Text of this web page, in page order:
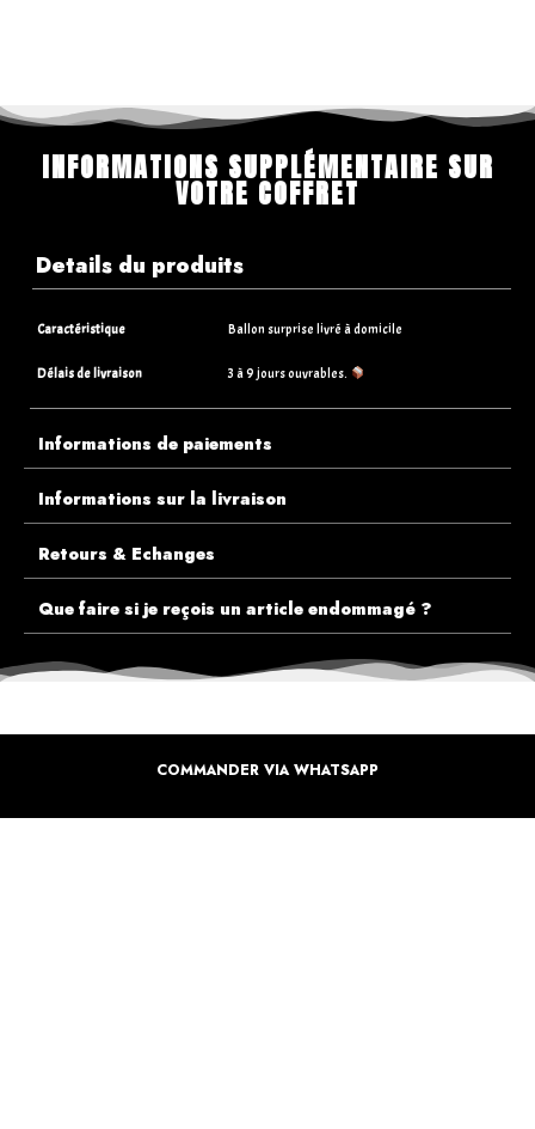
INFORMATIONS SUPPLÉMENTAIRE SUR
VOTRE COFFRET
Details du produits
Caractéristique Ballon surprise livré à domicile
Délais de livraison 3 à 9 jours ouvrables.
Informations de paiements
Informations sur la livraison
Retours & Echanges
Que faire si je reçois un article endommagé ?
COMMANDER VIA WHATSAPP